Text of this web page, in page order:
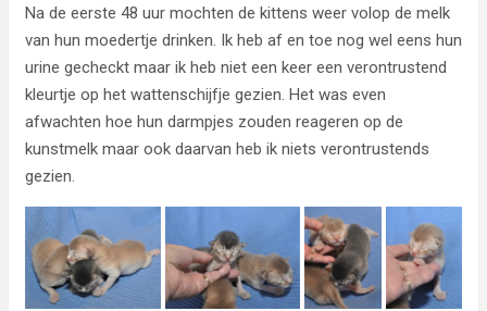
Na de eerste 48 uur mochten de kittens weer volop de melk
van hun moedertje drinken. Ik heb af en toe nog wel eens hun
urine gecheckt maar ik heb niet een keer een verontrustend
kleurtje op het wattenschijfje gezien. Het was even
afwachten hoe hun darmpjes zouden reageren op de
kunstmelk maar ook daarvan heb ik niets verontrustends
gezien.